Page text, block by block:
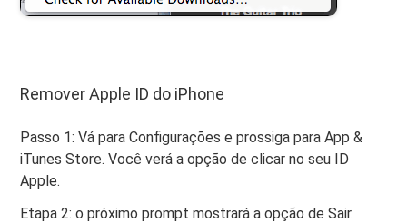
Remover Apple ID do iPhone
Passo 1: Vá para Configurações e prossiga para App &
iTunes Store. Você verá a opção de clicar no seu ID
Apple.
Etapa 2: o próximo prompt mostrará a opção de Sair.